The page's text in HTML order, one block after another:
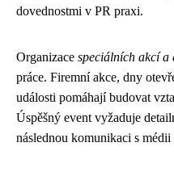
dovednostmi v PR praxi.
Organizace speciálních akcí a
práce. Firemní akce, dny
události pomáhají budovat
Úspěšný event vyžaduje
následnou komunikaci s médii